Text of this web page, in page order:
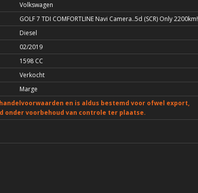
Volkswagen
GOLF 7 TDI COMFORTLINE Navi Camera..5d (SCR) Only 2200km!
Diesel
02/2019
1598 CC
Verkocht
Marge
en is aldus bestemd voor ofwel export,
onder voorbehoud van controle ter plaatse.